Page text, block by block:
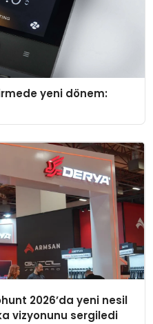
yeni dönem:
2026’da yeni nesil
vizyonunu sergiledi